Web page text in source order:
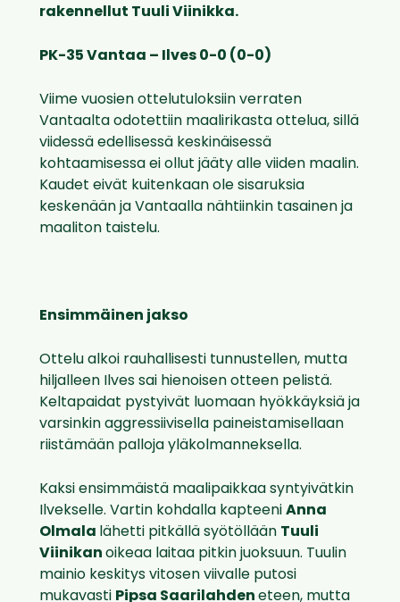
rakennellut Tuuli Viinikka.
PK-35 Vantaa – Ilves 0-0 (0-0)
Viime vuosien ottelutuloksiin verraten
Vantaalta odotettiin maalirikasta ottelua, sillä
viidessä edellisessä keskinäisessä
kohtaamisessa ei ollut jääty alle viiden maalin.
Kaudet eivät kuitenkaan ole sisaruksia
keskenään ja Vantaalla nähtiinkin tasainen ja
maaliton taistelu.
Ensimmäinen jakso
Ottelu alkoi rauhallisesti tunnustellen, mutta
hiljalleen Ilves sai hienoisen otteen pelistä.
Keltapaidat pystyivät luomaan hyökkäyksiä ja
varsinkin aggressiivisella paineistamisellaan
riistämään palloja yläkolmanneksella.
Kaksi ensimmäistä maalipaikkaa syntyivätkin
Ilvekselle. Vartin kohdalla kapteeni Anna
Olmala lähetti pitkällä syötöllään Tuuli
Viinikan oikeaa laitaa pitkin juoksuun. Tuulin
mainio keskitys vitosen viivalle putosi
mukavasti Pipsa Saarilahden eteen, mutta